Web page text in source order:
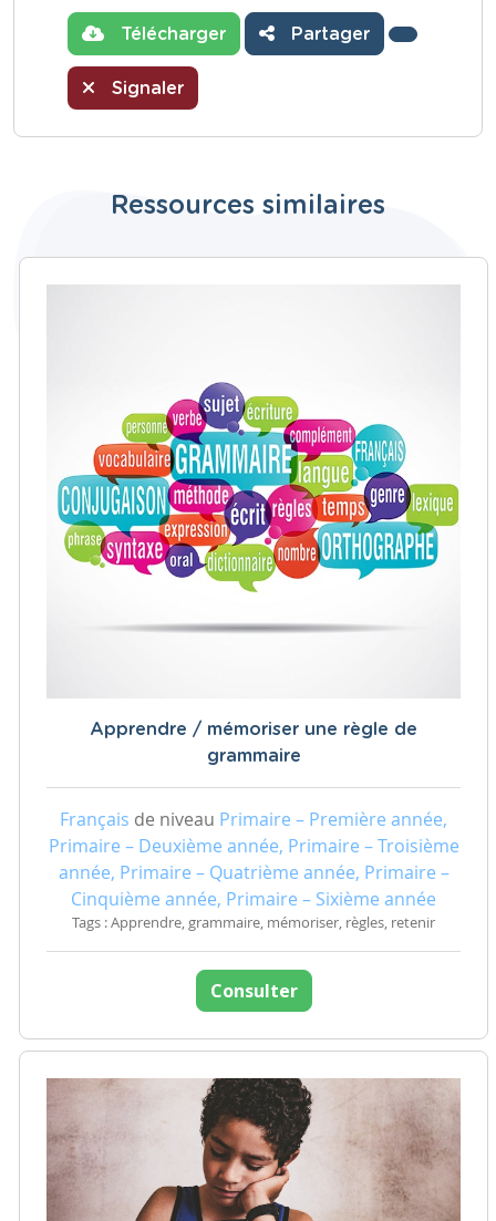
Télécharger Partager
Signaler
Ressources similaires
Apprendre / mémoriser une règle de
grammaire
Français de niveau Primaire – Première année,
Primaire – Deuxième année, Primaire – Troisième
année, Primaire – Quatrième année, Primaire –
Cinquième année, Primaire – Sixième année
Tags : Apprendre, grammaire, mémoriser, règles, retenir
Consulter